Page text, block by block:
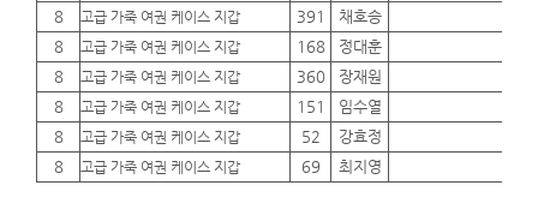
8
고급 가죽 여권 케이스 지갑 391 채호승
8
고급 가죽 여권 케이스 지갑 168 정대훈
8
고급 가죽 여권 케이스 지갑 360 장재원
8
고급 가죽 여권 케이스 지갑 151 임수열
8
고급 가죽 여권 케이스 지갑 52 강효정
8
고급 가죽 여권 케이스 지갑 69 최지영